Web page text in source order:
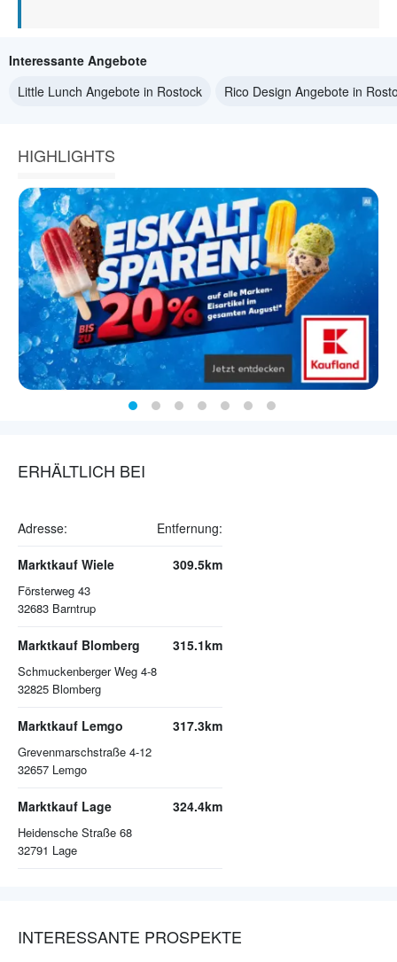
Interessante Angebote
Little Lunch Angebote in Rostock
Rico Design Angebote in
HIGHLIGHTS
ERHÄLTLICH BEI
Adresse: Entfernung:
Marktkauf Wiele
Försterweg 43
32683 Barntrup
309.5km
Marktkauf Blomberg
Schmuckenberger Weg 4-8
32825 Blomberg
315.1km
Marktkauf Lemgo
Grevenmarschstraße 4-12
32657 Lemgo
317.3km
Marktkauf Lage
Heidensche Straße 68
32791 Lage
324.4km
INTERESSANTE PROSPEKTE